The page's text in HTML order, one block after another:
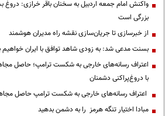
واکنش امام جمعه اردبیل به سخنان باقر خرازی: دروغ
بزرگی است
از خبرسازی تا جریان‌سازی نقشه راه مدیران هوشمند
بسنت مدعی شد: به زودی شاهد توافق با ایران خواهیم
اعتراف رسانه‌های خارجی به شکست ترامپ؛ حاصل
با دروغ‌پراکنی دشمنان
اعتراف رسانه‌های خارجی به شکست ترامپ حاصل
مبادا اختیار تنگه هرمز را به دشمن بدهید